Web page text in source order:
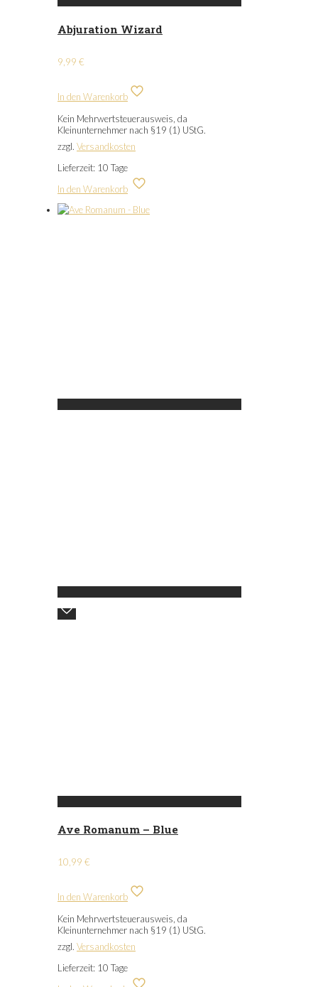
Abjuration Wizard
9,99 €
In den Warenkorb
Kein Mehrwertsteuerausweis, da
Kleinunternehmer nach §19 (1) UStG.
zzgl. Versandkosten
Lieferzeit: 10 Tage
In den Warenkorb
Ave Romanum – Blue
10,99 €
In den Warenkorb
Kein Mehrwertsteuerausweis, da
Kleinunternehmer nach §19 (1) UStG.
zzgl. Versandkosten
Lieferzeit: 10 Tage